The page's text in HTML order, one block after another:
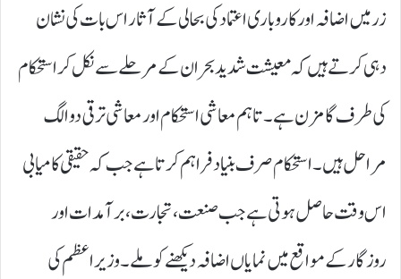
زر میں اضافہ اور کاروباری اعتماد کی بحالی کے آثار اس بات کی نشان
دہی کرتے ہیں کہ معیشت شدید بحران کے مرحلے سے نکل کر استحکام
کی طرف گامزن ہے۔ تاہم معاشی استحکام اور معاشی ترقی دو الگ
مراحل ہیں۔ استحکام صرف بنیاد فراہم کرتا ہے جب کہ حقیقی کامیابی
اس وقت حاصل ہوتی ہے جب صنعت، تجارت، برآمدات اور
روزگار کے مواقع میں نمایاں اضافہ دیکھنے کو ملے۔وزیراعظم کی